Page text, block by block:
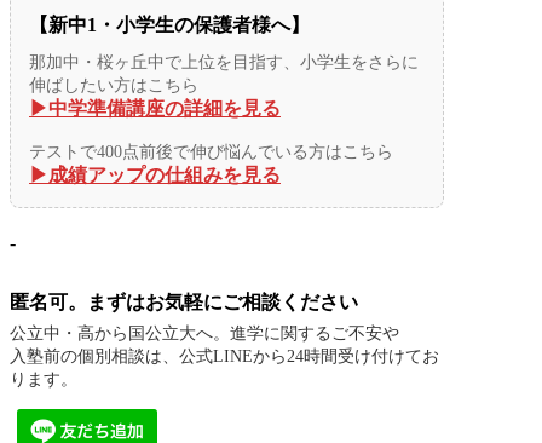
【新中1・小学生の保護者様へ】
那加中・桜ヶ丘中で上位を目指す、小学生をさらに
伸ばしたい方はこちら
▶︎中学準備講座の詳細を見る
テストで400点前後で伸び悩んでいる方はこちら
▶︎成績アップの仕組みを見る
-
匿名可。まずはお気軽にご相談ください
公立中・高から国公立大へ。進学に関するご不安や
入塾前の個別相談は、公式LINEから24時間受け付けてお
ります。